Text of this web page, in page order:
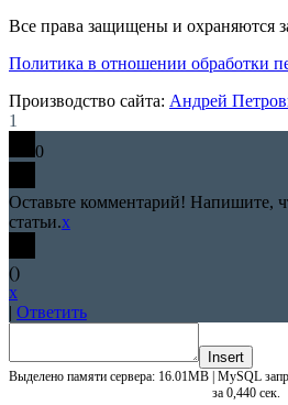
Все права защищены и охраняются
Политика в отношении обработки
Производство сайта: Андрей
1
0
Оставьте комментарий! Напишите,
статьи.x
()
x
| Ответить
Insert
Выделено памяти сервера: 16.01MB | MySQL
за 0,440 сек.